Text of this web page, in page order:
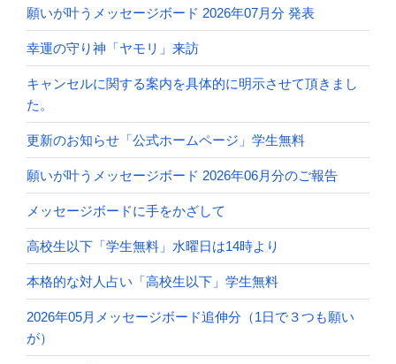
8
月
分”
願いが叶うメッセージボード 2026年07月分 発表
幸運の守り神「ヤモリ」来訪
キャンセルに関する案内を具体的に明示させて頂きまし
た。
更新のお知らせ「公式ホームページ」学生無料
願いが叶うメッセージボード 2026年06月分のご報告
メッセージボードに手をかざして
高校生以下「学生無料」水曜日は14時より
本格的な対人占い「高校生以下」学生無料
2026年05月メッセージボード追伸分（1日で３つも願い
が）